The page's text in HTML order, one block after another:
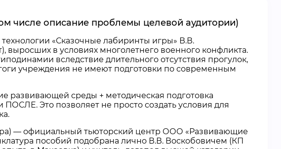
числе описание проблемы целевой аудитории)
«Сказочные лабиринты игры» В.В.
выросших в условиях многолетнего военного конфликта.
вследствие длительного отсутствия прогулок,
учреждения не имеют подготовки по современным
развивающей среды + методическая подготовка
Это позволяет не просто создать условия для
— официальный тьюторский центр ООО «Развивающие
пособий подобрана лично В.В. Воскобовичем (КП